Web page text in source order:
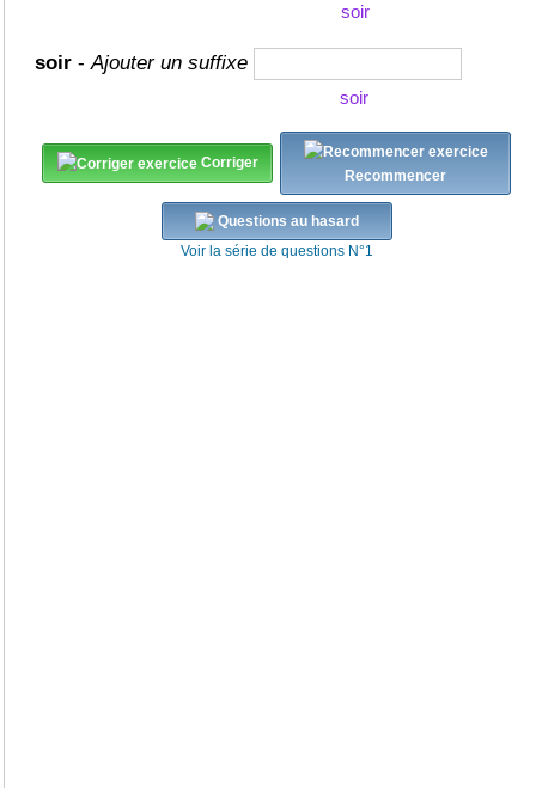
soir
soir -Ajouter un suffixe
soir
Corriger
Recommencer
Questions au hasard
Voir la série de questions N°1